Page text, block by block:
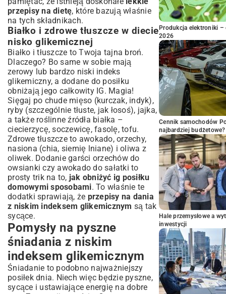
przepisy na dietę, które bazują właśnie
na tych składnikach.
Białko i zdrowe tłuszcze w diecie
nisko glikemicznej
Białko i tłuszcze to Twoja tajna broń.
Dlaczego? Bo same w sobie mają
zerowy lub bardzo niski indeks
glikemiczny, a dodane do posiłku
obniżają jego całkowity IG. Magia!
Sięgaj po chude mięso (kurczak, indyk),
ryby (szczególnie tłuste, jak łosoś), jajka,
a także roślinne źródła białka –
ciecierzycę, soczewicę, fasolę, tofu.
Zdrowe tłuszcze to awokado, orzechy,
nasiona (chia, siemię lniane) i oliwa z
oliwek. Dodanie garści orzechów do
owsianki czy awokado do sałatki to
prosty trik na to, jak obniżyć ig posiłku
domowymi sposobami. To właśnie te
dodatki sprawiają, że przepisy na dania
z niskim indeksem glikemicznym są tak
sycące.
Pomysły na pyszne
śniadania z niskim
indeksem glikemicznym
Śniadanie to podobno najważniejszy
posiłek dnia. Niech więc będzie pyszne,
sycące i ustawiające energię na dobre
Produkcja elektroniki –
2026
Cennik samochodów
najbardziej budżetowe?
Hale przemysłowe a
inwestycji